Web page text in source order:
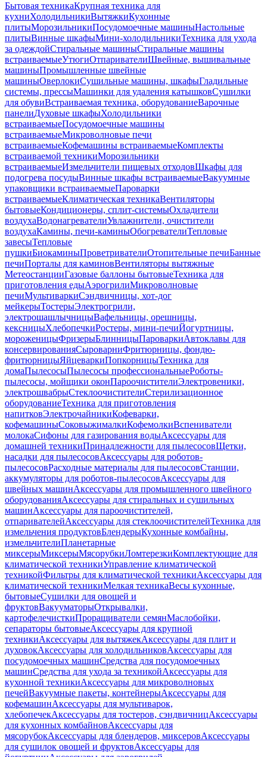
Бытовая техникаКрупная техника для
кухниХолодильникиВытяжкиКухонные
плитыМорозильникиПосудомоечные машиныНастольные
плитыВинные шкафыМини-холодильникиТехника для ухода
за одеждойСтиральные машиныСтиральные машины
встраиваемыеУтюгиОтпаривателиШвейные, вышивальные
машиныПромышленные швейные
машиныОверлокиСушильные машины, шкафыГладильные
системы, прессыМашинки для удаления катышковСушилки
для обувиВстраиваемая техника, оборудованиеВарочные
панелиДуховые шкафыХолодильники
встраиваемыеПосудомоечные машины
встраиваемыеМикроволновые печи
встраиваемыеКофемашины встраиваемыеКомплекты
встраиваемой техникиМорозильники
встраиваемыеИзмельчители пищевых отходовШкафы для
подогрева посудыВинные шкафы встраиваемыеВакуумные
упаковщики встраиваемыеПароварки
встраиваемыеКлиматическая техникаВентиляторы
бытовыеКондиционеры, сплит-системыОхладители
воздухаВодонагревателиУвлажнители, очистители
воздухаКамины, печи-каминыОбогревателиТепловые
завесыТепловые
пушкиБиокаминыПроветривателиОтопительные печиБанные
печиПорталы для каминовВентиляторы вытяжные
МетеостанцииГазовые баллоны бытовыеТехника для
приготовления едыАэрогрилиМикроволновые
печиМультиваркиСэндвичницы, хот-дог
мейкерыТостерыЭлектрогрили,
электрошашлычницыВафельницы, орешницы,
кексницыХлебопечкиРостеры, мини-печиЙогуртницы,
мороженицыФризерыБлинницыПароваркиАвтоклавы для
консервированияСыроварниФритюрницы, фондю-
фритюрницыЯйцеваркиПопкорницыТехника для
домаПылесосыПылесосы профессиональныеРоботы-
пылесосы, мойщики оконПароочистителиЭлектровеники,
электрошвабрыСтеклоочистителиСтерилизационное
оборудованиеТехника для приготовления
напитковЭлектрочайникиКофеварки,
кофемашиныСоковыжималкиКофемолкиВспениватели
молокаСифоны для газирования водыАксессуары для
домашней техникиПринадлежности для пылесосовЩетки,
насадки для пылесосовАксессуары для роботов-
пылесосовРасходные материалы для пылесосовСтанции,
аккумуляторы для роботов-пылесосовАксессуары для
швейных машинАксессуары для промышленного швейного
оборудованияАксессуары для стиральных и сушильных
машинАксессуары для пароочистителей,
отпаривателейАксессуары для стеклоочистителейТехника для
измельчения продуктовБлендерыКухонные комбайны,
измельчителиПланетарные
миксерыМиксерыМясорубкиЛомтерезкиКомплектующие для
климатической техникиУправление климатической
техникойФильтры для климатической техникиАксессуары для
климатической техникиМелкая техникаВесы кухонные,
бытовыеСушилки для овощей и
фруктовВакууматорыОткрывалки,
картофелечисткиПроращиватели семянМаслобойки,
сепараторы бытовыеАксессуары для крупной
техникиАксессуары для вытяжекАксессуары для плит и
духовокАксессуары для холодильниковАксессуары для
посудомоечных машинСредства для посудомоечных
машинСредства для ухода за техникойАксессуары для
кухонной техникиАксессуары для микроволновых
печейВакуумные пакеты, контейнерыАксессуары для
кофемашинАксессуары для мультиварок,
хлебопечекАксессуары для тостеров, сэндвичницАксессуары
для кухонных комбайновАксессуары для
мясорубокАксессуары для блендеров, миксеровАксессуары
для сушилок овощей и фруктовАксессуары для